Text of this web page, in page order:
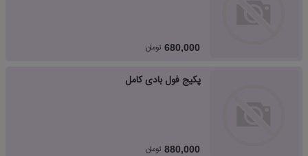
680,000 تومان
پکیج فول بادی کامل
880,000 تومان